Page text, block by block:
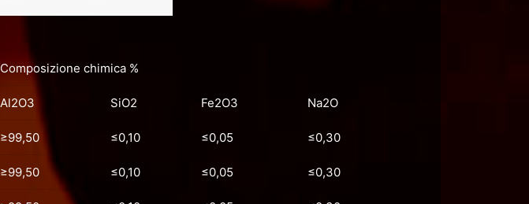
Composizione chimica %
Al2O3 SiO2 Fe2O3 Na2O
≥99,50 ≤0,10 ≤0,05 ≤0,30
≥99,50 ≤0,10 ≤0,05 ≤0,30